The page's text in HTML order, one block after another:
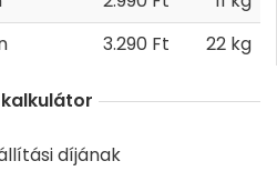
3.290 Ft 22 kg
díjának